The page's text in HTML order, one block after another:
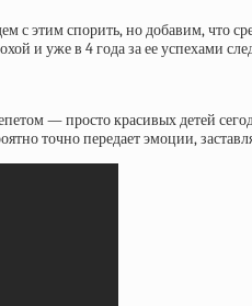
с этим спорить, но добавим,
и уже в 4 года за ее успехами
— просто красивых детей
точно передает эмоции,